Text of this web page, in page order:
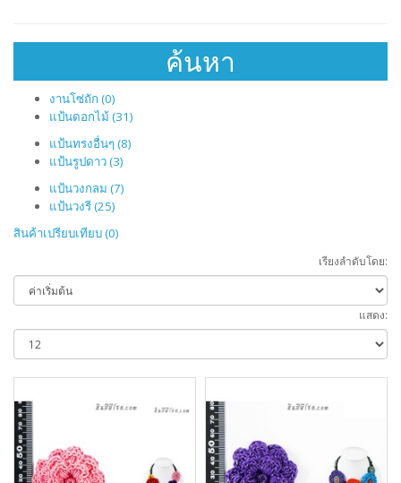
ค้นหา
งานโซ่ถัก (0)
แป้นดอกไม้ (31)
แป้นทรงอื่นๆ (8)
แป้นรูปดาว (3)
แป้นวงกลม (7)
แป้นวงรี (25)
สินค้าเปรียบเทียบ (0)
เรียงลำดับโดย:
แสดง: